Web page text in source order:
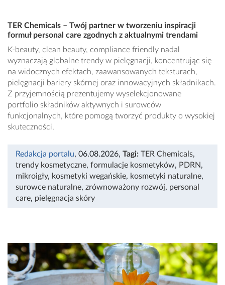
TER Chemicals – Twój partner w tworzeniu inspiracji
formuł personal care zgodnych z aktualnymi trendami
K-beauty, clean beauty, compliance friendly nadal
wyznaczają globalne trendy w pielęgnacji, koncentrując się
na widocznych efektach, zaawansowanych teksturach,
pielęgnacji bariery skórnej oraz innowacyjnych składnikach.
Z przyjemnością prezentujemy wyselekcjonowane
portfolio składników aktywnych i surowców
funkcjonalnych, które pomogą tworzyć produkty o wysokiej
skuteczności.
Redakcja portalu, 06.08.2026, Tagi: TER Chemicals,
trendy kosmetyczne, formulacje kosmetyków, PDRN,
mikroigły, kosmetyki wegańskie, kosmetyki naturalne,
surowce naturalne, zrównoważony rozwój, personal
care, pielęgnacja skóry